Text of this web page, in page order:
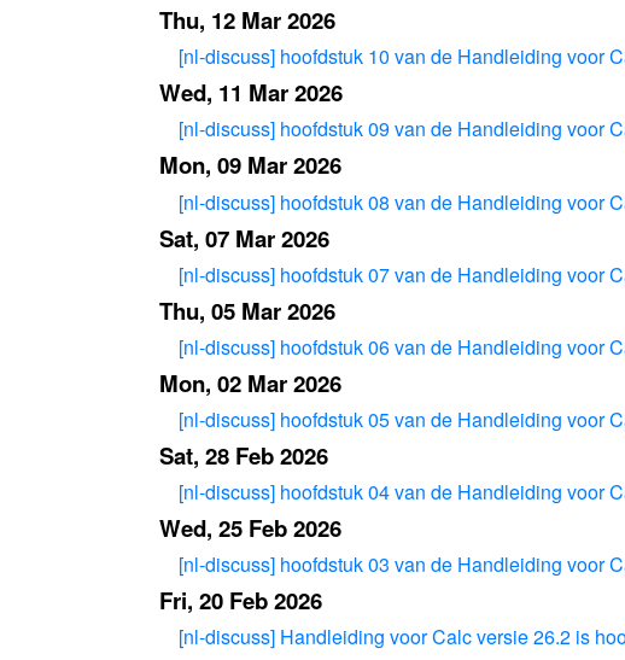
Thu, 12 Mar 2026
[nl-discuss] hoofdstuk 10 van de Handleiding voor
Wed, 11 Mar 2026
[nl-discuss] hoofdstuk 09 van de Handleiding voor
Mon, 09 Mar 2026
[nl-discuss] hoofdstuk 08 van de Handleiding voor
Sat, 07 Mar 2026
[nl-discuss] hoofdstuk 07 van de Handleiding voor
Thu, 05 Mar 2026
[nl-discuss] hoofdstuk 06 van de Handleiding voor
Mon, 02 Mar 2026
[nl-discuss] hoofdstuk 05 van de Handleiding voor
Sat, 28 Feb 2026
[nl-discuss] hoofdstuk 04 van de Handleiding voor
Wed, 25 Feb 2026
[nl-discuss] hoofdstuk 03 van de Handleiding voor
Fri, 20 Feb 2026
[nl-discuss] Handleiding voor Calc versie 26.2 is